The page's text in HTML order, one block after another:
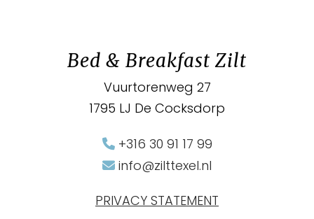
Bed & Breakfast Zilt
Vuurtorenweg 27
1795 LJ De Cocksdorp
+316 30 91 17 99
info@zilttexel.nl
PRIVACY STATEMENT